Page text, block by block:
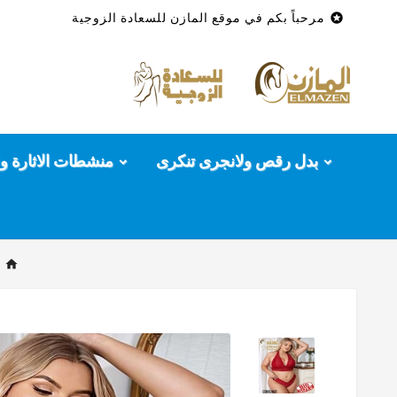
 مرحباً بكم في موقع المازن للسعادة الزوجية
بدل رقص ولانجرى تنكرى منشطات الاثارة